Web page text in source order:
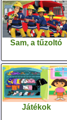
Sam, a tűzoltó
Játékok